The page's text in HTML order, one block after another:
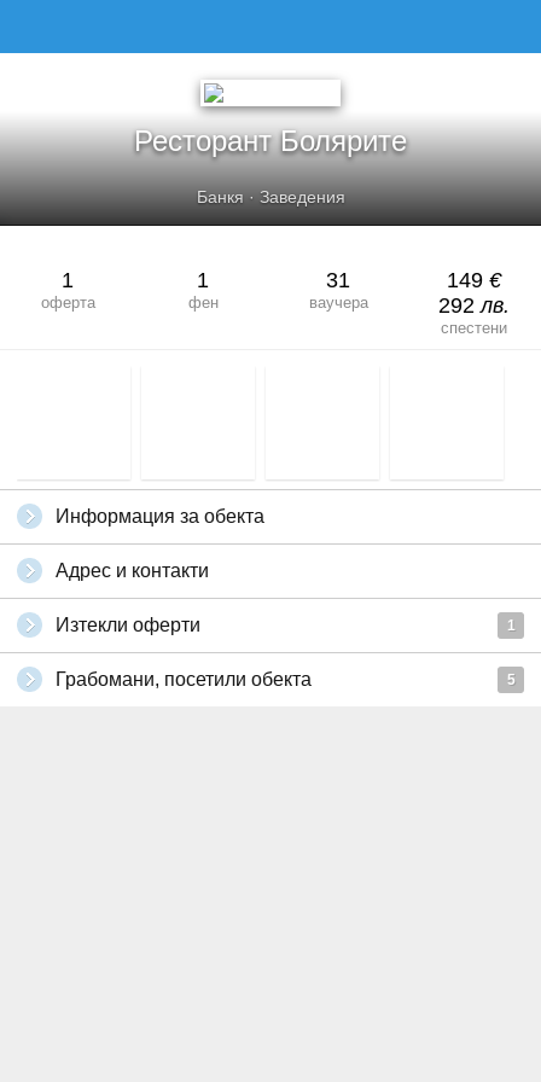
Ресторант Болярите
Банкя· Заведения
1
оферта
1
фен
31
ваучера
149 €
292лв.
спестени
Информация за обекта
Адрес и контакти
Изтекли оферти 1
Грабомани, посетили обекта 5